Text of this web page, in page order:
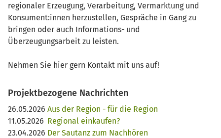
regionaler Erzeugung, Verarbeitung, Vermarktung und
Konsument:innen herzustellen, Gespräche in Gang zu
bringen oder auch Informations- und
Überzeugungsarbeit zu leisten.
Nehmen Sie hier gern Kontakt mit uns auf!
Projektbezogene Nachrichten
26.05.2026 Aus der Region - für die Region
11.05.2026 Regional einkaufen?
23.04.2026 Der Sautanz zum Nachhören